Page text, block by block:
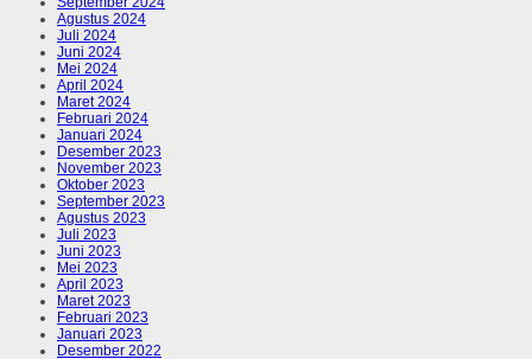
Agustus 2024
Juli 2024
Juni 2024
Mei 2024
April 2024
Maret 2024
Februari 2024
Januari 2024
Desember 2023
November 2023
Oktober 2023
September 2023
Agustus 2023
Juli 2023
Juni 2023
Mei 2023
April 2023
Maret 2023
Februari 2023
Januari 2023
Desember 2022